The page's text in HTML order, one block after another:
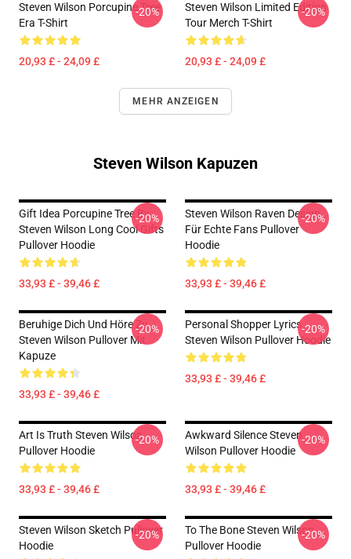
Steven Wilson Porcupine Tree
Era T-Shirt
20,93 £ - 24,09 £
-20%
Steven Wilson Limited Edition
Tour Merch T-Shirt
20,93 £ - 24,09 £
-20%
MEHR ANZEIGEN
Steven Wilson Kapuzen
Gift Idea Porcupine Tree By
Steven Wilson Long Cool Gifts
Pullover Hoodie
33,93 £ - 39,46 £
-20%
Steven Wilson Raven Design
Für Echte Fans Pullover
Hoodie
33,93 £ - 39,46 £
-20%
Beruhige Dich Und Höre Zu
Steven Wilson Pullover Mit
Kapuze
33,93 £ - 39,46 £
-20%
Personal Shopper Lyrics
Steven Wilson Pullover Hoodie
33,93 £ - 39,46 £
-20%
Art Is Truth Steven Wilson
Pullover Hoodie
33,93 £ - 39,46 £
-20%
Awkward Silence Steven
Wilson Pullover Hoodie
33,93 £ - 39,46 £
-20%
Steven Wilson Sketch Pullover
Hoodie
-20%
To The Bone Steven Wilson
Pullover Hoodie
-20%